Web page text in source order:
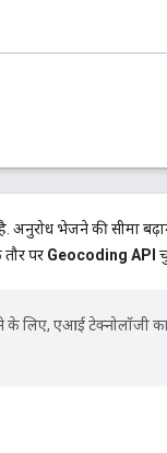
अनुरोध भेजने की सीमा
पर Geocoding API
के लिए, एआई टेक्नोलॉजी